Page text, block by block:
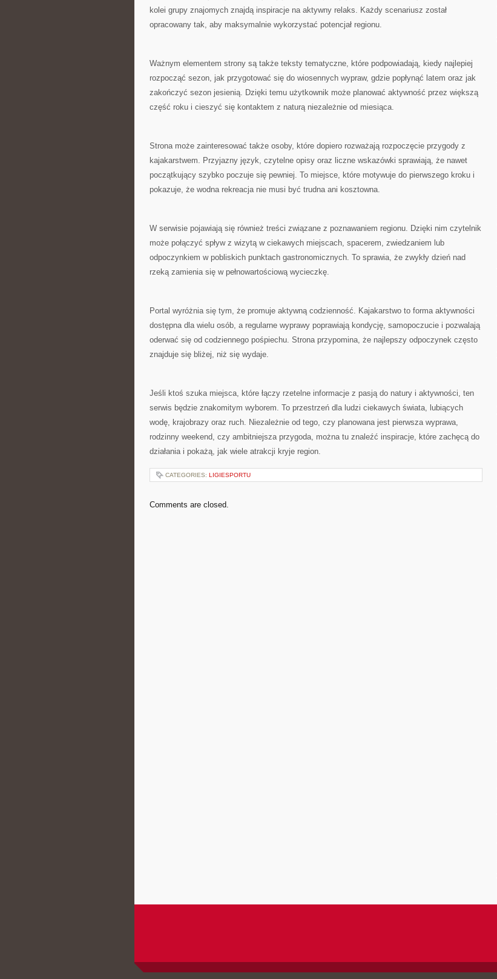
kolei grupy znajomych znajdą inspiracje na aktywny relaks. Każdy scenariusz został
opracowany tak, aby maksymalnie wykorzystać potencjał regionu.
Ważnym elementem strony są także teksty tematyczne, które podpowiadają, kiedy najlepiej
rozpocząć sezon, jak przygotować się do wiosennych wypraw, gdzie popłynąć latem oraz jak
zakończyć sezon jesienią. Dzięki temu użytkownik może planować aktywność przez większą
część roku i cieszyć się kontaktem z naturą niezależnie od miesiąca.
Strona może zainteresować także osoby, które dopiero rozważają rozpoczęcie przygody z
kajakarstwem. Przyjazny język, czytelne opisy oraz liczne wskazówki sprawiają, że nawet
początkujący szybko poczuje się pewniej. To miejsce, które motywuje do pierwszego kroku i
pokazuje, że wodna rekreacja nie musi być trudna ani kosztowna.
W serwisie pojawiają się również treści związane z poznawaniem regionu. Dzięki nim czytelnik
może połączyć spływ z wizytą w ciekawych miejscach, spacerem, zwiedzaniem lub
odpoczynkiem w pobliskich punktach gastronomicznych. To sprawia, że zwykły dzień nad
rzeką zamienia się w pełnowartościową wycieczkę.
Portal wyróżnia się tym, że promuje aktywną codzienność. Kajakarstwo to forma aktywności
dostępna dla wielu osób, a regularne wyprawy poprawiają kondycję, samopoczucie i pozwalają
oderwać się od codziennego pośpiechu. Strona przypomina, że najlepszy odpoczynek często
znajduje się bliżej, niż się wydaje.
Jeśli ktoś szuka miejsca, które łączy rzetelne informacje z pasją do natury i aktywności, ten
serwis będzie znakomitym wyborem. To przestrzeń dla ludzi ciekawych świata, lubiących
wodę, krajobrazy oraz ruch. Niezależnie od tego, czy planowana jest pierwsza wyprawa,
rodzinny weekend, czy ambitniejsza przygoda, można tu znaleźć inspiracje, które zachęcą do
działania i pokażą, jak wiele atrakcji kryje region.
CATEGORIES: LIGIESPORTU
Comments are closed.